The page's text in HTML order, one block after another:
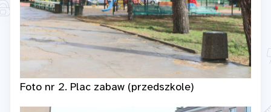
Foto nr 2. Plac zabaw (przedszkole)